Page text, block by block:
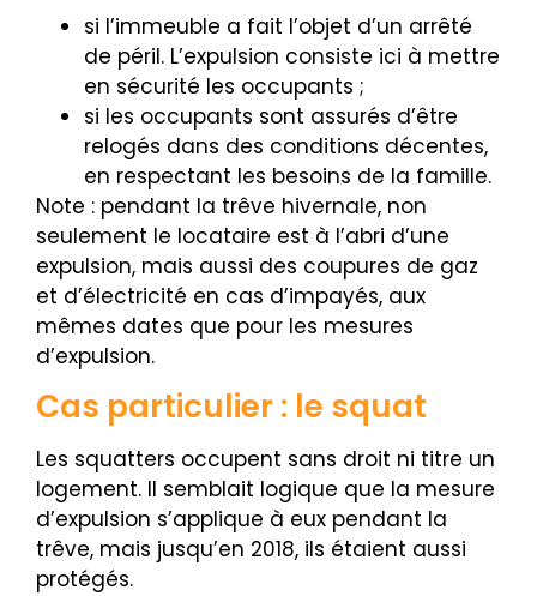
si l’immeuble a fait l’objet d’un arrêté
de péril. L’expulsion consiste ici à mettre
en sécurité les occupants ;
si les occupants sont assurés d’être
relogés dans des conditions décentes,
en respectant les besoins de la famille.
Note : pendant la trêve hivernale, non
seulement le locataire est à l’abri d’une
expulsion, mais aussi des coupures de gaz
et d’électricité en cas d’impayés, aux
mêmes dates que pour les mesures
d’expulsion.
Cas particulier : le squat
Les squatters occupent sans droit ni titre un
logement. Il semblait logique que la mesure
d’expulsion s’applique à eux pendant la
trêve, mais jusqu’en 2018, ils étaient aussi
protégés.